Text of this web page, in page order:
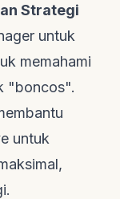
Strategi
untuk
memahami
"boncos".
untuk